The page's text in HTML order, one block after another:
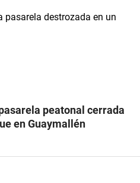
peatonal cerrada
en Guaymallén